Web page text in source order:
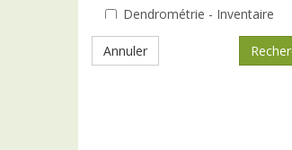
Dendrométrie - Inventaire
Elagage - Taille
Coin du bûcheron
Annuler